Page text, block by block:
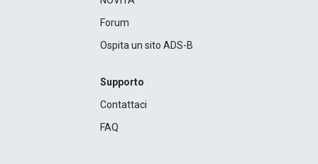
Forum
Ospita un sito ADS-B
Supporto
Contattaci
FAQ